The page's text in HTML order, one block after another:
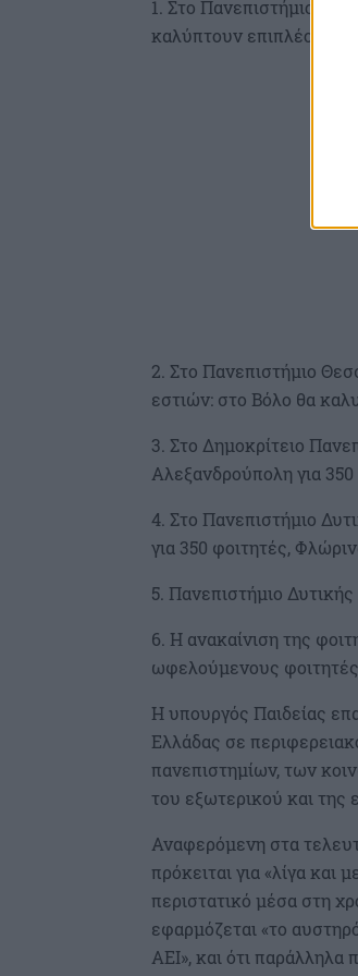
1. Στο Πανεπιστήμιο
καλύπτουν επιπλέον
2. Στο Πανεπιστήμιο
εστιών: στο Βόλο θα
3. Στο Δημοκρίτειο
Αλεξανδρούπολη για
4. Στο Πανεπιστήμιο
για 350 φοιτητές,
5. Πανεπιστήμιο
6. Η ανακαίνιση της
ωφελούμενους
Η υπουργός Παιδείας
Ελλάδας σε
πανεπιστημίων, των
του εξωτερικού και της
Αναφερόμενη στα
πρόκειται για «λίγα
περιστατικό μέσα στη
εφαρμόζεται «το
ΑΕΙ», και ότι